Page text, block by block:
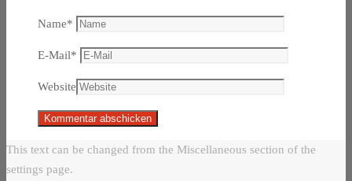
Name*
E-Mail*
Website
This text can be changed from the Miscellaneous section of the
settings page.